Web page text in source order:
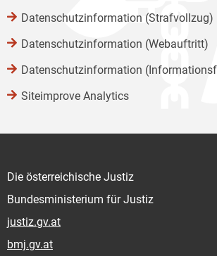
Datenschutzinformation (Strafvollzug)
Datenschutzinformation (Webauftritt)
Datenschutzinformation
Siteimprove Analytics
Die österreichische Justiz
Bundesministerium für Justiz
justiz.gv.at
bmj.gv.at